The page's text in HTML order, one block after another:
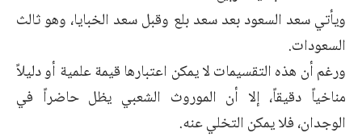
ويأتي سعد السعود بعد سعد بلع وقبل سعد الخبايا، وهو ثالث
السعودات.
ورغم أن هذه التقسيمات لا يمكن اعتبارها قيمة علمية أو دليلاً
مناخياً دقيقاً، إلا أن الموروث الشعبي يظل حاضراً في
الوجدان، فلا يمكن التخلي عنه.